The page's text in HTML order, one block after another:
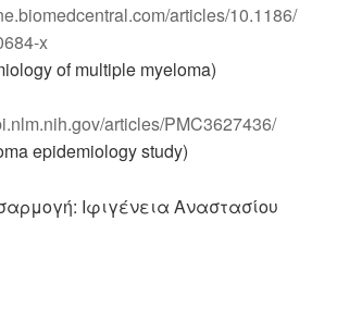
articles/10.1186/
x
of multiple myeloma)
articles/PMC3627436/
epidemiology study)
Ιφιγένεια Αναστασίου